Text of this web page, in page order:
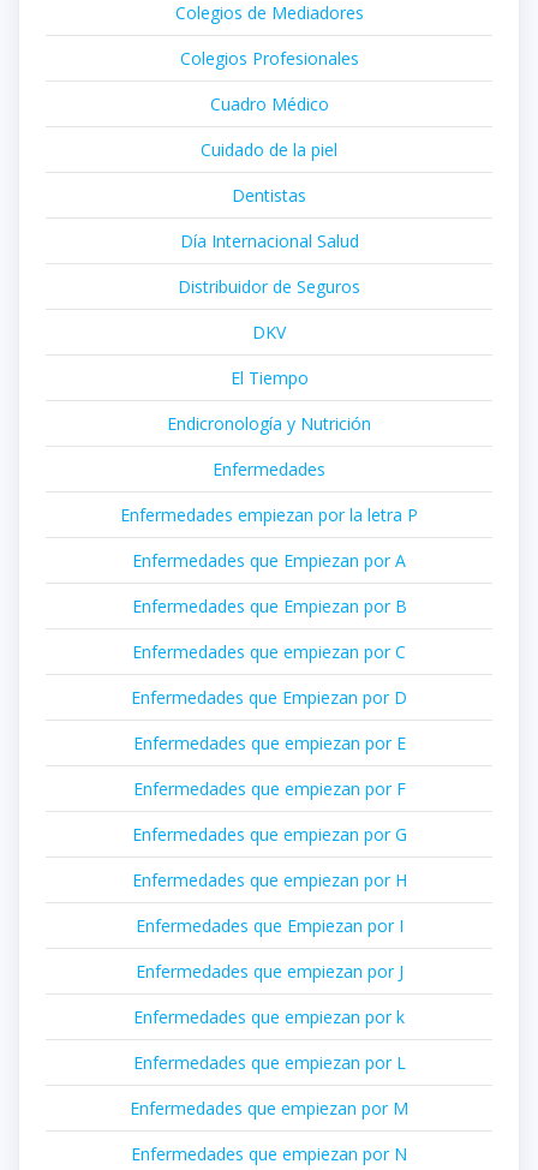
Colegios de Mediadores
Colegios Profesionales
Cuadro Médico
Cuidado de la piel
Dentistas
Día Internacional Salud
Distribuidor de Seguros
DKV
El Tiempo
Endicronología y Nutrición
Enfermedades
Enfermedades empiezan por la letra P
Enfermedades que Empiezan por A
Enfermedades que Empiezan por B
Enfermedades que empiezan por C
Enfermedades que Empiezan por D
Enfermedades que empiezan por E
Enfermedades que empiezan por F
Enfermedades que empiezan por G
Enfermedades que empiezan por H
Enfermedades que Empiezan por I
Enfermedades que empiezan por J
Enfermedades que empiezan por k
Enfermedades que empiezan por L
Enfermedades que empiezan por M
Enfermedades que empiezan por N